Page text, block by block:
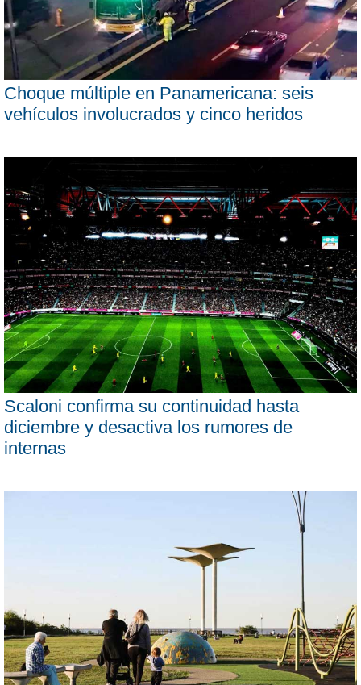
Choque múltiple en Panamericana: seis
vehículos involucrados y cinco heridos
Scaloni confirma su continuidad hasta
diciembre y desactiva los rumores de
internas